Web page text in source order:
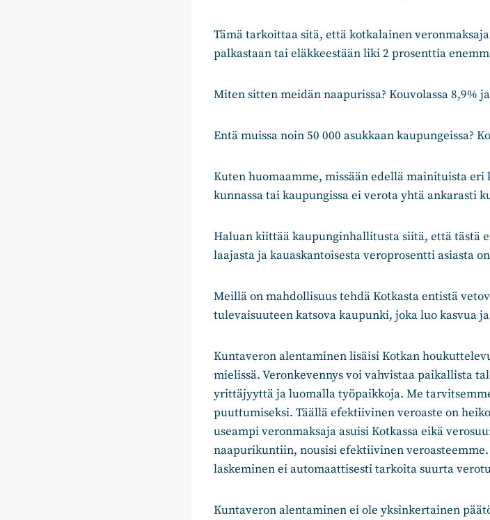
Tämä tarkoittaa sitä, että kotkalainen
palkastaan tai eläkkeestään liki 2 prosenttia
Miten sitten meidän naapurissa? Kouvolassa 8,9%
Entä muissa noin 50 000 asukkaan kaupungeissa?
Kuten huomaamme, missään edellä mainituista
kunnassa tai kaupungissa ei verota yhtä ankarasti
Haluan kiittää kaupunginhallitusta siitä, että tästä
laajasta ja kauaskantoisesta veroprosentti asiasta
Meillä on mahdollisuus tehdä Kotkasta entistä
tulevaisuuteen katsova kaupunki, joka luo kasvua
Kuntaveron alentaminen lisäisi Kotkan
mielissä. Veronkevennys voi vahvistaa paikallista
yrittäjyyttä ja luomalla työpaikkoja. Me
puuttumiseksi. Täällä efektiivinen veroaste on
useampi veronmaksaja asuisi Kotkassa eikä
naapurikuntiin, nousisi efektiivinen
laskeminen ei automaattisesti tarkoita suurta
Kuntaveron alentaminen ei ole yksinkertainen